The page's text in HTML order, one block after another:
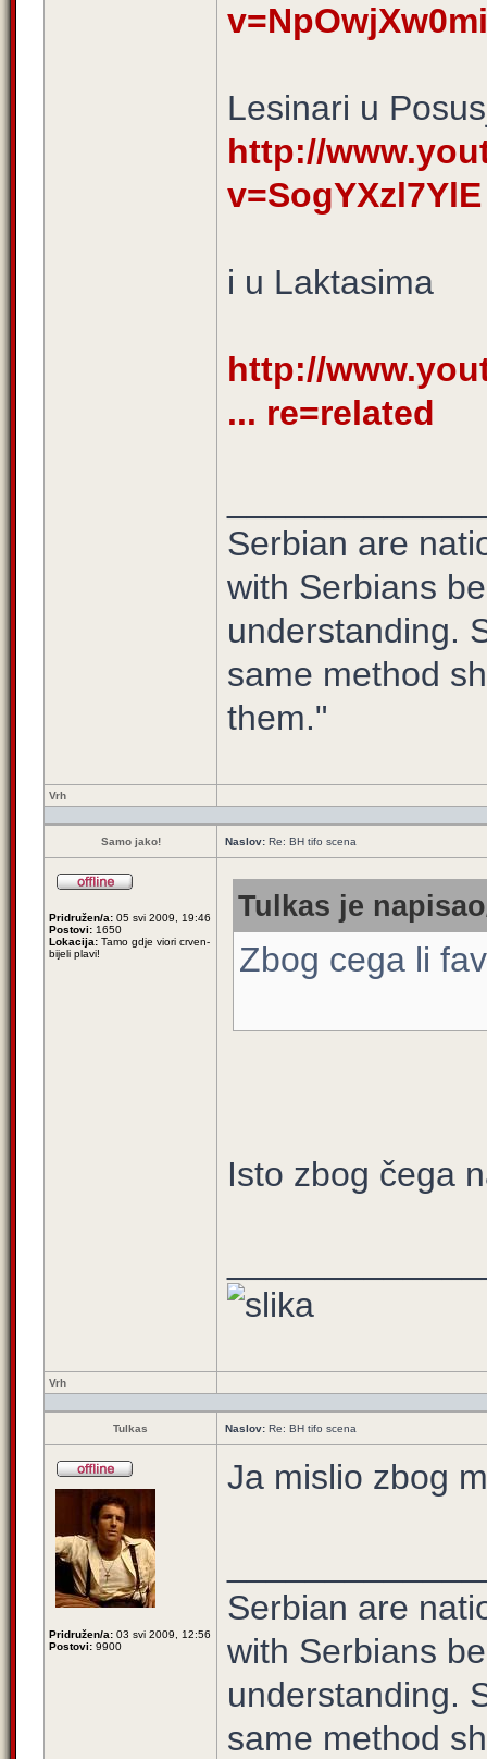
Lesinari u
http://
v=SogYXzl7YlE
i u Laktasima
http://
... re=related
Serbian are
with Serbians
understanding.
same method
them."
Vrh
Samo jako! Naslov: Re: BH tifo scena
Pridružen/a: 05 svi 2009, 19:46
Postovi: 1650
Lokacija: Tamo gdje viori crven-
bijeli plavi!
Tulkas je
Zbog cega li
Isto zbog čega
Vrh
Tulkas Naslov: Re: BH tifo scena
Pridružen/a: 03 svi 2009, 12:56
Postovi: 9900
Ja mislio zbog
Serbian are
with Serbians
understanding.
same method